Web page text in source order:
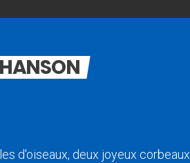
d'oiseaux, deux joyeux corbeaux